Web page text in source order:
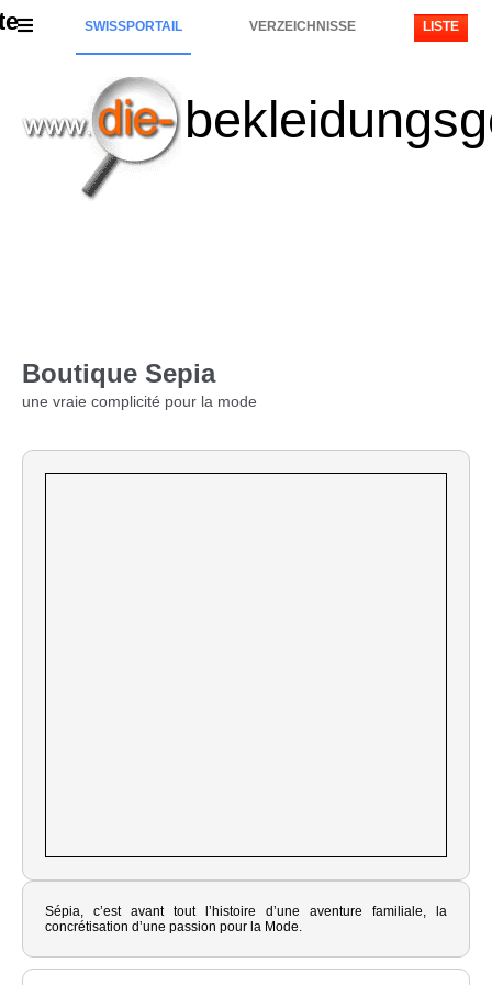
SWISSPORTAIL VERZEICHNISSE LISTE
Boutique Sepia
une vraie complicité pour la mode
Sépia, c’est avant tout l’histoire d’une aventure familiale, la
concrétisation d’une passion pour la Mode.